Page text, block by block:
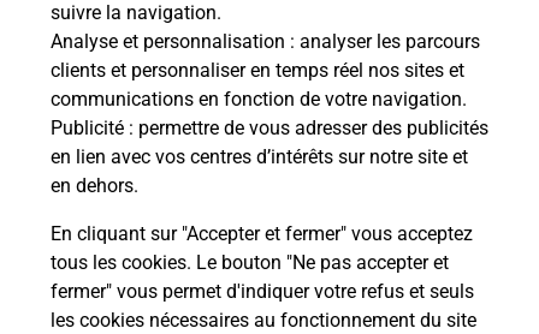
suivre la navigation.
Analyse et personnalisation : analyser les parcours
clients et personnaliser en temps réel nos sites et
communications en fonction de votre navigation.
Publicité : permettre de vous adresser des publicités
en lien avec vos centres d’intérêts sur notre site et
en dehors.
En cliquant sur "Accepter et fermer" vous acceptez
tous les cookies. Le bouton "Ne pas accepter et
fermer" vous permet d'indiquer votre refus et seuls
les cookies nécessaires au fonctionnement du site
Questions fréquemment posées
Quel réseau utilise La Poste Mobile ?
Est-ce que je peux garder mon
numéro de mobile gratuitement ?